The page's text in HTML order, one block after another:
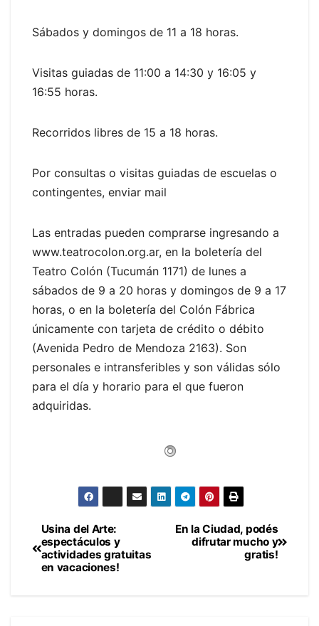
Sábados y domingos de 11 a 18 horas.
Visitas guiadas de 11:00 a 14:30 y 16:05 y
16:55 horas.
Recorridos libres de 15 a 18 horas.
Por consultas o visitas guiadas de escuelas o
contingentes, enviar mail
Las entradas pueden comprarse ingresando a
www.teatrocolon.org.ar, en la boletería del
Teatro Colón (Tucumán 1171) de lunes a
sábados de 9 a 20 horas y domingos de 9 a 17
horas, o en la boletería del Colón Fábrica
únicamente con tarjeta de crédito o débito
(Avenida Pedro de Mendoza 2163). Son
personales e intransferibles y son válidas sólo
para el día y horario para el que fueron
adquiridas.
Navegación
de
En la Ciudad, podés
difrutar mucho y
gratis!
Usina del Arte:
espectáculos y
actividades gratuitas
en vacaciones!